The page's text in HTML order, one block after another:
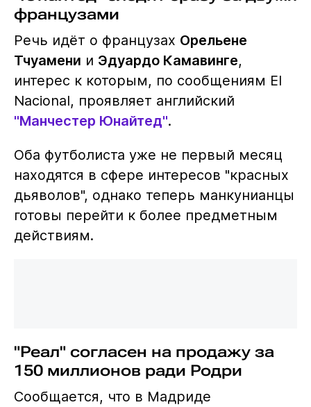
французами
Речь идёт о французах Орельене
Тчуамени и Эдуардо Камавинге,
интерес к которым, по сообщениям El
Nacional, проявляет английский
"Манчестер Юнайтед".
Оба футболиста уже не первый месяц
находятся в сфере интересов "красных
дьяволов", однако теперь манкунианцы
готовы перейти к более предметным
действиям.
"Реал" согласен на продажу за
150 миллионов ради Родри
Сообщается, что в Мадриде